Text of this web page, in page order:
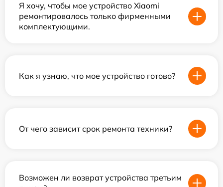
Я хочу, чтобы мое устройство Xiaomi
ремонтировалось только фирменными
комплектующими.
Как я узнаю, что мое устройство готово?
От чего зависит срок ремонта техники?
Возможен ли возврат устройства третьим